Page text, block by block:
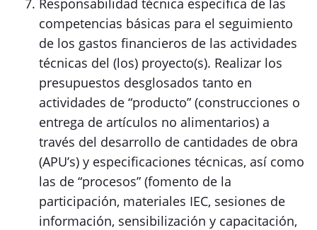
Responsabilidad técnica específica de las
competencias básicas para el seguimiento
de los gastos financieros de las actividades
técnicas del (los) proyecto(s). Realizar los
presupuestos desglosados tanto en
actividades de “producto” (construcciones o
entrega de artículos no alimentarios) a
través del desarrollo de cantidades de obra
(APU’s) y especificaciones técnicas, así como
las de “procesos” (fomento de la
participación, materiales IEC, sesiones de
información, sensibilización y capacitación,